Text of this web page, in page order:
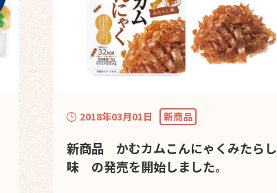
2018年03月01日 新商品
新商品 かむカムこんにゃくみたらし
味 の発売を開始しました。